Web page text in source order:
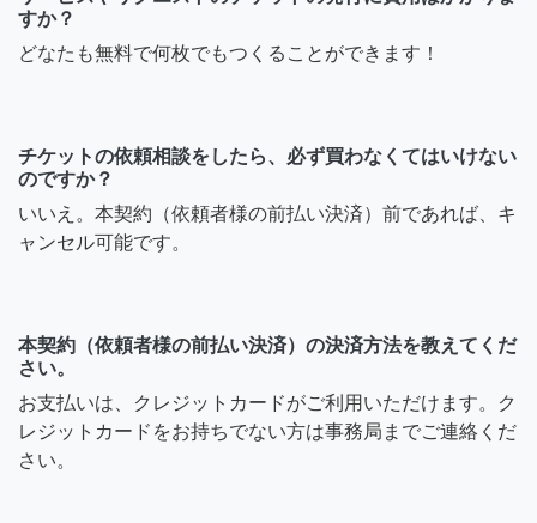
すか？
どなたも無料で何枚でもつくることができます！
チケットの依頼相談をしたら、必ず買わなくてはいけない
のですか？
いいえ。本契約（依頼者様の前払い決済）前であれば、キ
ャンセル可能です。
本契約（依頼者様の前払い決済）の決済方法を教えてくだ
さい。
お支払いは、クレジットカードがご利用いただけます。ク
レジットカードをお持ちでない方は事務局までご連絡くだ
さい。